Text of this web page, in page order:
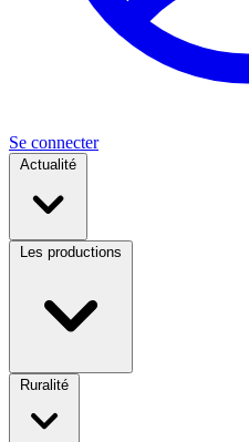
Se connecter
Actualité
Les productions
Ruralité